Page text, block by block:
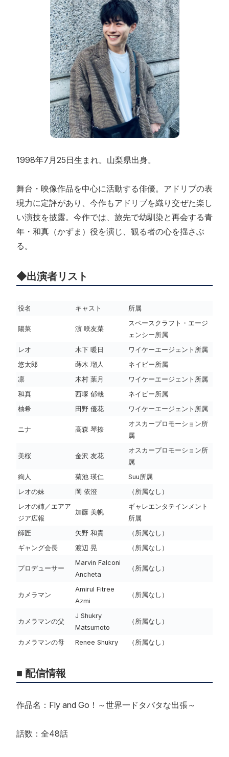
1998年7月25日生まれ。山梨県出身。
舞台・映像作品を中心に活動する俳優。アドリブの表
現力に定評があり、今作もアドリブを織り交ぜた楽し
い演技を披露。今作では、旅先で幼馴染と再会する青
年・和真（かずま）役を演じ、観る者の心を揺さぶ
る。
◆出演者リスト
役名 キャスト 所属
陽菜 濵 咲友菜
スペースクラフト・エージ
ェンシー所属
レオ
木下 暖日
ワイケーエージェント所属
悠太郎
蒔木 瑠人
ネイビー所属
凛
木村 葉月
ワイケーエージェント所属
和真
西塚 郁哉
ネイビー所属
柚希
田野 優花 ワイケーエージェント所属
ニナ 高森 琴捺
オスカープロモーション所
属
美桜 金沢 友花
オスカープロモーション所
属
絢人
菊池 瑛仁
Suu所属
レオの妹
岡 依澄
（所属なし）
レオの姉／エアア
ジア広報
加藤 美帆
ギャレエンタテインメント
所属
師匠
矢野 和貴
（所属なし）
ギャング会長
渡辺 晃 （所属なし）
プロデューサー
Marvin Falconi
Ancheta
（所属なし）
カメラマン
Amirul Fitree
Azmi
（所属なし）
カメラマンの父
J Shukry
Matsumoto
（所属なし）
カメラマンの母 Renee Shukry （所属なし）
■ 配信情報
作品名：Fly and Go！～世界一ドタバタな出張～
話数：全48話